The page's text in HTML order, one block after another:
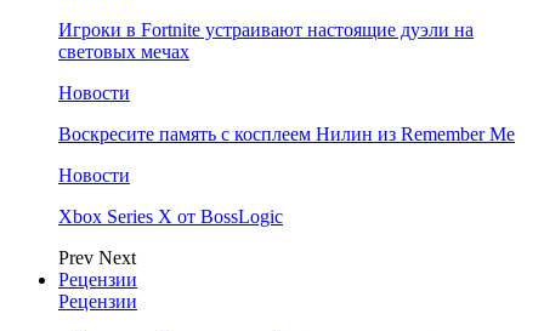
Игроки в Fortnite устраивают настоящие дуэли на
световых мечах
Новости
Воскресите память с косплеем Нилин из Remember Me
Новости
Xbox Series X от BossLogic
Prev Next
Рецензии
Рецензии